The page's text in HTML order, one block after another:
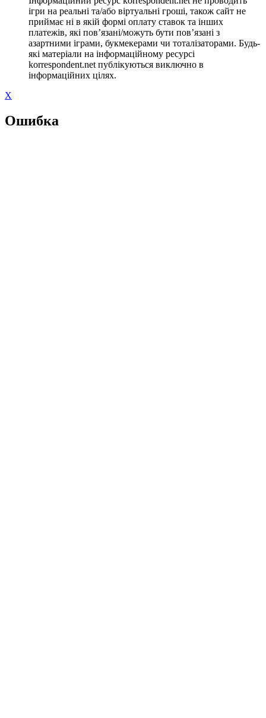
ігри на реальні та/або віртуальні гроші, також сайт не
приймає ні в якій формі оплату ставок та інших
платежів, які пов’язані/можуть бути пов’язані з
азартними іграми, букмекерами чи тоталізаторами. Будь-
які матеріали на інформаційному ресурсі
korrespondent.net публікуються виключно в
інформаційних цілях.
X
Ошибка